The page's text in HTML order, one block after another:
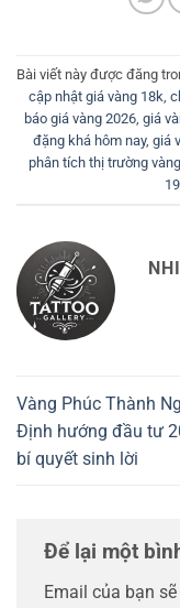
Bài viết này được đăng
cập nhật giá vàng 18k
báo giá vàng 2026 giá
đặng khá hôm nay, giá
phân tích thị trường vàng
Vàng Phúc Thành
Định hướng đầu tư
bí quyết sinh lời
Để lại một
Email của bạn